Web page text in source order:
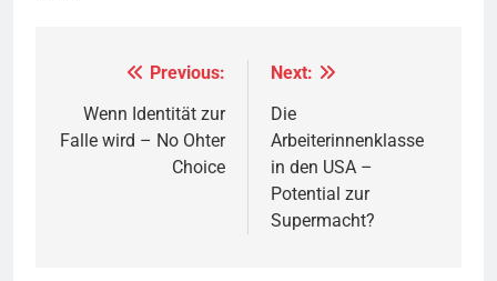
Beitragsnavigation
Previous:
Wenn Identität zur
Falle wird – No Ohter
Choice
Next:
Die
Arbeiterinnenklasse
in den USA –
Potential zur
Supermacht?